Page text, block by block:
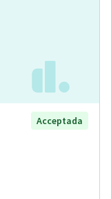
Acceptada